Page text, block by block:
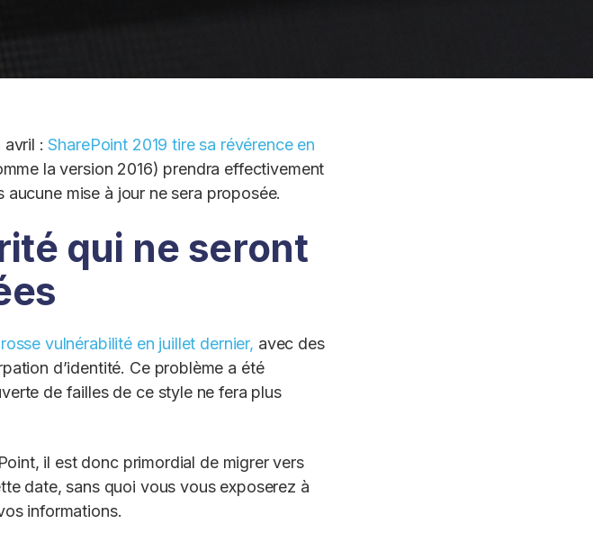
avril :SharePoint 2019 tire sa révérence en
la version 2016) prendra effectivement
mise à jour ne sera proposée.
qui ne seront
vulnérabilité en juillet dernier, avec des
d’identité. Ce problème a été
de failles de ce style ne fera plus
il est donc primordial de migrer vers
date, sans quoi vous vous exposerez à
informations.